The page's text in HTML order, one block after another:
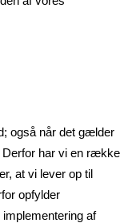
også når det gælder
Derfor har vi en række
at vi lever op til
opfylder
af